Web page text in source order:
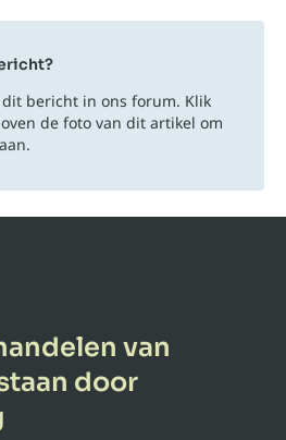
bericht in ons forum. Klik
de foto van dit artikel om
van
door